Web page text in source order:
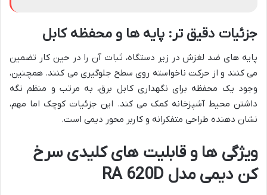
جزئیات دقیق تر: پایه ها و محفظه کابل
پایه های ضد لغزش در زیر دستگاه، ثبات آن را در حین کار تضمین
می کنند و از حرکت ناخواسته روی سطح جلوگیری می کنند. همچنین،
وجود یک محفظه برای نگهداری کابل برق، به مرتب و منظم نگه
داشتن محیط آشپزخانه کمک می کند. این جزئیات کوچک اما مهم،
نشان دهنده طراحی متفکرانه و کاربر محور دیمی است.
ویژگی ها و قابلیت های کلیدی سرخ
کن دیمی مدل RA 620D